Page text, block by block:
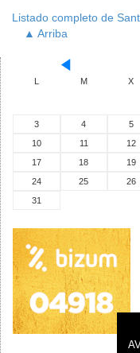
Listado completo de
▲ Arriba
L
M X
3
4 5
10
11 12
17
18 19
24
25 26
31